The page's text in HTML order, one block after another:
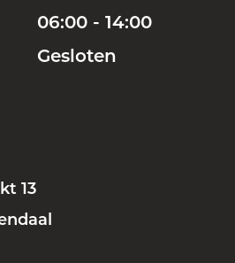
06:00 - 14:00
Gesloten
13